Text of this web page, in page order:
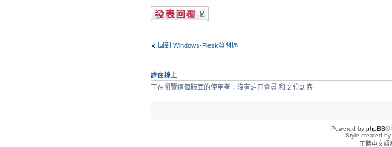
發表回覆
回到 Windows-Plesk發問區
誰在線上
正在瀏覽這個版面的使用者：沒有註冊會員 和 2 位訪客
Powered by phpBB®
Style created
正體中文語